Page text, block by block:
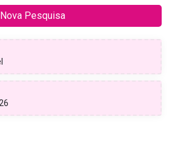
Nova Pesquisa